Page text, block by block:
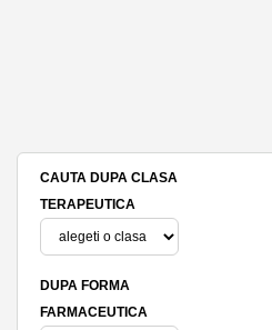
CAUTA DUPA CLASA
TERAPEUTICA
DUPA FORMA
FARMACEUTICA